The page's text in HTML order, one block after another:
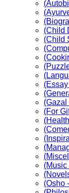
(Child
(Child
(For